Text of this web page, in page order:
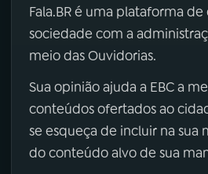
Fala.BR é uma plataforma
sociedade com a
meio das Ouvidorias.
Sua opinião ajuda a EBC a
conteúdos ofertados ao
se esqueça de incluir na sua
do conteúdo alvo de sua